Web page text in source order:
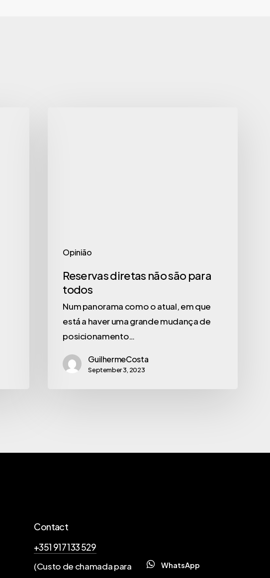
Opinião
Reservas diretas não são para
todos
Num panorama como o atual, em que
está a haver uma grande mudança de
posicionamento…
GuilhermeCosta
September 3, 2023
Contact
+351 917 133 529
(Custo de chamada para
WhatsApp